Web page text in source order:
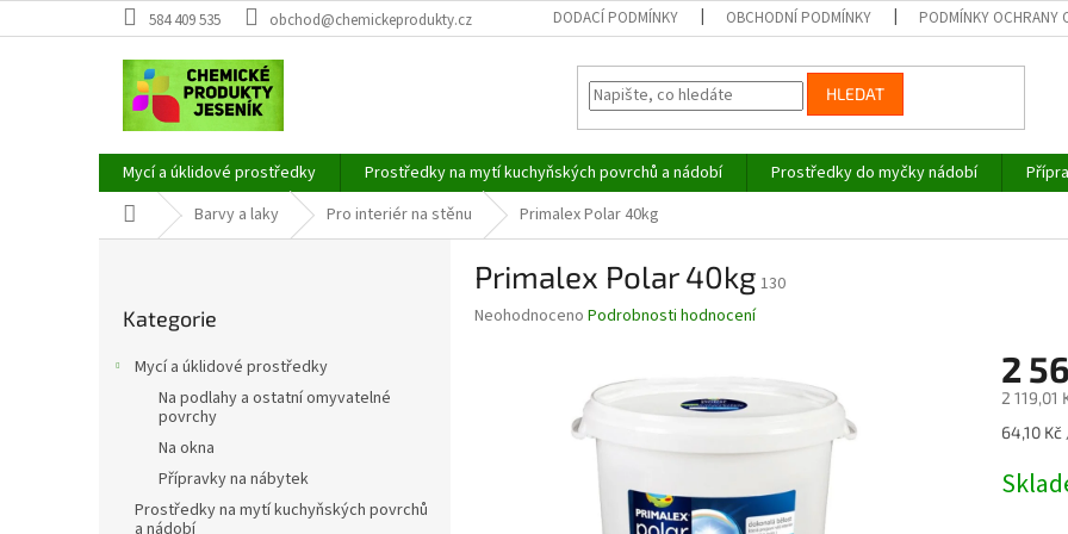
na
584 409 535 obchod@chemickeprodukty.cz DODACÍ PODMÍNKY OBCHODNÍ PODMÍNKY PODMÍNKY OCHRANY
HLEDAT
Mycí a úklidové prostředky Prostředky na mytí kuchyňských povrchů a nádobí Prostředky do myčky nádobí
Domů Barvy a laky Pro interiér na stěnu Primalex Polar 40kg
kategorie
Kategorie
Mycí a úklidové prostředky
Na podlahy a ostatní omyvatelné
povrchy
Na okna
Přípravky na nábytek
Prostředky na mytí kuchyňských povrchů
a nádobí
Primalex Polar 40kg 130
Průměrné
Neohodnoceno Podrobnosti hodnocení
2
2 119,01
Měrná
64,10 Kč